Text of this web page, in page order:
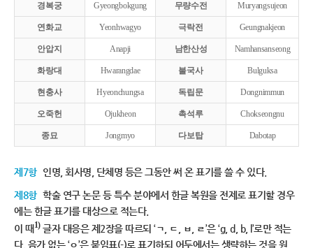
경복궁 Gyeongbokgung 무량수전 Muryangsujeon
연화교 Yeonhwagyo 극락전 Geungnakjeon
안압지 Anapji 남한산성 Namhansanseong
화랑대 Hwarangdae 불국사 Bulguksa
현충사 Hyeonchungsa 독립문 Dongnimmun
오죽헌 Ojukheon 촉석루 Chokseongnu
종묘 Jongmyo 다보탑 Dabotap
제7항 인명, 회사명, 단체명 등은 그동안 써 온 표기를 쓸 수 있다.
제8항 학술 연구 논문 등 특수 분야에서 한글 복원을 전제로 표기할 경우
에는 한글 표기를 대상으로 적는다.
이 때1)글자 대응은 제2장을 따르되 ‘ㄱ, ㄷ, ㅂ, ㄹ’은 ‘g, d, b, l’로만 적는
다. 음가 없는 ‘ㅇ’은 붙임표(-)로 표기하되 어두에서는 생략하는 것을 원